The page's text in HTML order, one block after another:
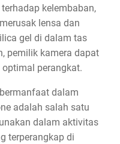
kelembaban,
lensa dan
gel di dalam tas
pemilik kamera dapat
perangkat.
dalam
adalah salah satu
dalam aktivitas
terperangkap di